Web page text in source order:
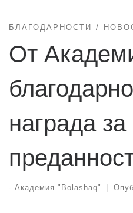
БЛАГОДАРНОСТИ
От
награда за
- Академия "Bolashaq" |